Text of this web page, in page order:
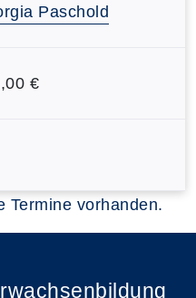
Paschold
€
Termine vorhanden.